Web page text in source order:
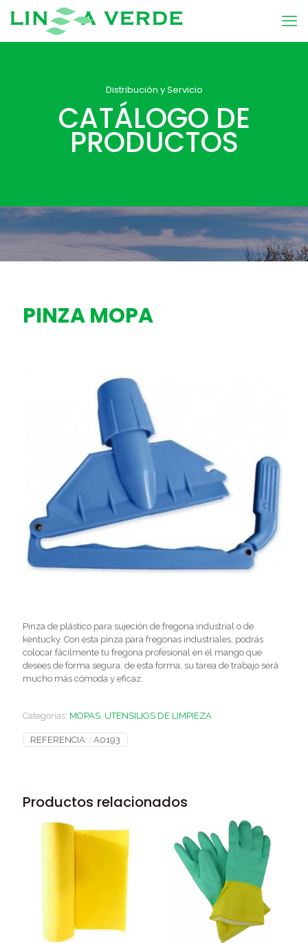
Distribución y Servicio
CATÁLOGO DE
PRODUCTOS
PINZA MOPA
Pinza de plástico para sujeción de fregona industrial o de
kentucky. Con esta pinza para fregonas industriales, podrás
colocar fácilmente tu fregona profesional en el mango que
desees de forma segura. de esta forma, su tarea de trabajo será
mucho más cómoda y eficaz.
Categorías: MOPAS, UTENSILIOS DE LIMPIEZA
REFERENCIA: : A0193
Productos relacionados